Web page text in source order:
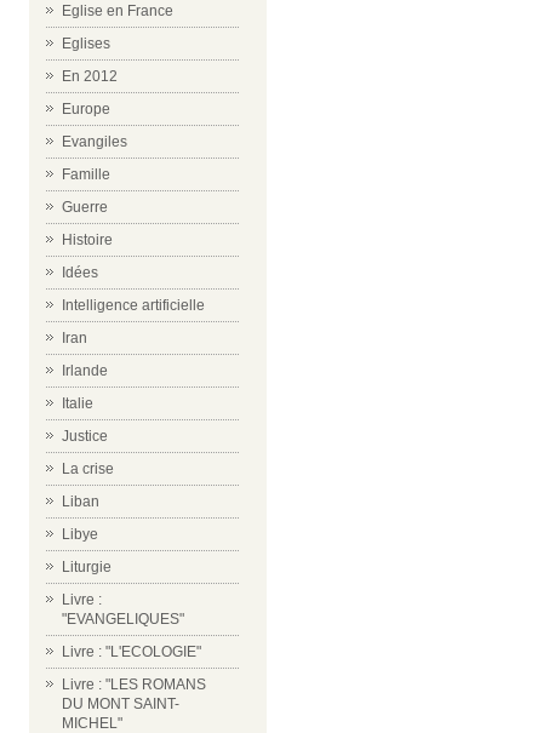
Eglise en France
Eglises
En 2012
Europe
Evangiles
Famille
Guerre
Histoire
Idées
Intelligence artificielle
Iran
Irlande
Italie
Justice
La crise
Liban
Libye
Liturgie
Livre :
"EVANGELIQUES"
Livre : "L'ECOLOGIE"
Livre : "LES ROMANS
DU MONT SAINT-
MICHEL"